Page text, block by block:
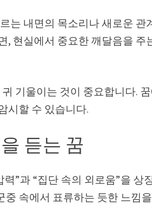
는 내면의 목소리나 새로운 관
, 현실에서 중요한 깨달음을 주
기울이는 것이 중요합니다.
시할 수 있습니다.
듣는 꿈
”과 “집단 속의 외로움”을 상
속에서 표류하는 듯한 느낌